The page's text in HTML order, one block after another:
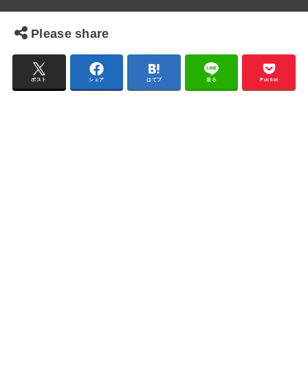
Please share
ポスト シェア はてブ 送る Pocket